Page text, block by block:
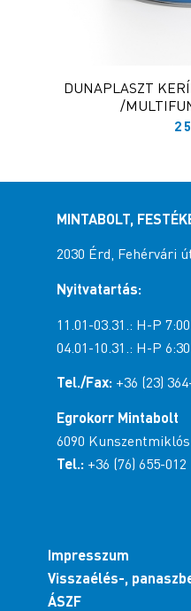
DUNAPLASZT
/
2
MINTABOLT,
2030 Érd, Fehérvári
Nyitvatartás:
11.01-03.31.: H-P
04.01-10.31.: H-P
Tel./Fax: +36 (23)
Egrokorr Mintabolt
6090
Tel.: +36 (76) 655-012
Impresszum
Visszaélés-,
ÁSZF